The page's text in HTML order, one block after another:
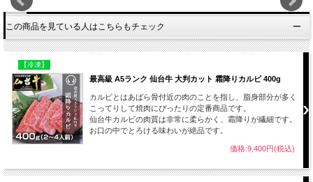
この商品を見ている人はこちらもチェック
【冷凍】
最高級 A5ランク 仙台牛 大判カット 霜降りカルビ 400g
カルビとはあばら骨付近の肉のことを指し、脂身部分が多く
こってりして焼肉にぴったりの定番商品です。
仙台牛カルビの肉質は非常に柔らかく、霜降りが繊細です。
お口の中でとろける味わいが絶品です。
価格:9,400円(税込)